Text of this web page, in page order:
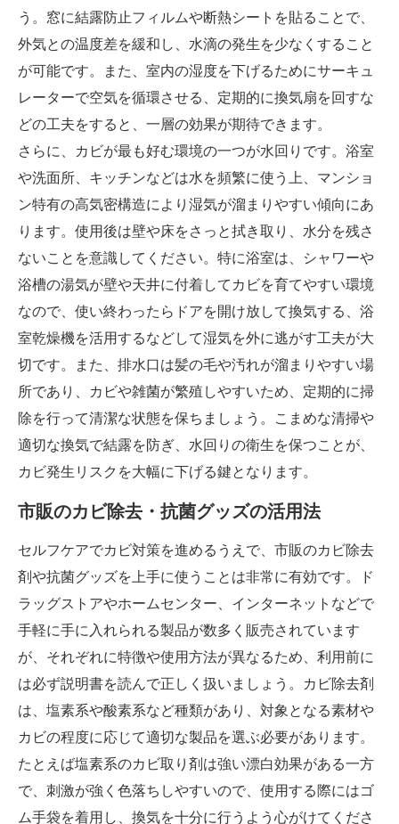
う。窓に結露防止フィルムや断熱シートを貼ることで、
外気との温度差を緩和し、水滴の発生を少なくすること
が可能です。また、室内の湿度を下げるためにサーキュ
レーターで空気を循環させる、定期的に換気扇を回すな
どの工夫をすると、一層の効果が期待できます。
さらに、カビが最も好む環境の一つが水回りです。浴室
や洗面所、キッチンなどは水を頻繁に使う上、マンショ
ン特有の高気密構造により湿気が溜まりやすい傾向にあ
ります。使用後は壁や床をさっと拭き取り、水分を残さ
ないことを意識してください。特に浴室は、シャワーや
浴槽の湯気が壁や天井に付着してカビを育てやすい環境
なので、使い終わったらドアを開け放して換気する、浴
室乾燥機を活用するなどして湿気を外に逃がす工夫が大
切です。また、排水口は髪の毛や汚れが溜まりやすい場
所であり、カビや雑菌が繁殖しやすいため、定期的に掃
除を行って清潔な状態を保ちましょう。こまめな清掃や
適切な換気で結露を防ぎ、水回りの衛生を保つことが、
カビ発生リスクを大幅に下げる鍵となります。
市販のカビ除去・抗菌グッズの活用法
セルフケアでカビ対策を進めるうえで、市販のカビ除去
剤や抗菌グッズを上手に使うことは非常に有効です。ド
ラッグストアやホームセンター、インターネットなどで
手軽に手に入れられる製品が数多く販売されています
が、それぞれに特徴や使用方法が異なるため、利用前に
は必ず説明書を読んで正しく扱いましょう。カビ除去剤
は、塩素系や酸素系など種類があり、対象となる素材や
カビの程度に応じて適切な製品を選ぶ必要があります。
たとえば塩素系のカビ取り剤は強い漂白効果がある一方
で、刺激が強く色落ちしやすいので、使用する際にはゴ
ム手袋を着用し、換気を十分に行うよう心がけてくださ